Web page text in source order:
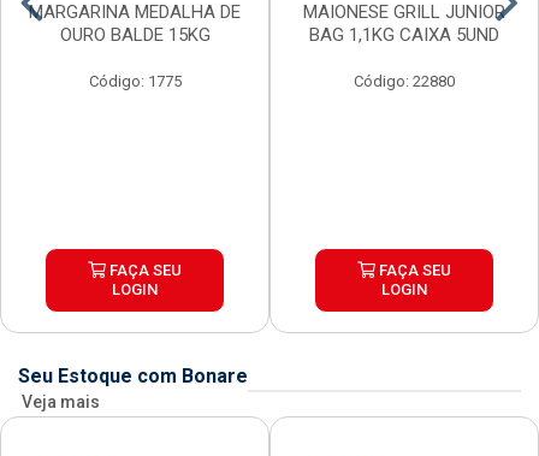
MARGARINA MEDALHA DE
OURO BALDE 15KG
Código: 1775
FAÇA SEU
LOGIN
MAIONESE GRILL JUNIOR
BAG 1,1KG CAIXA 5UND
Código: 22880
FAÇA SEU
LOGIN
Seu Estoque com Bonare
Veja mais